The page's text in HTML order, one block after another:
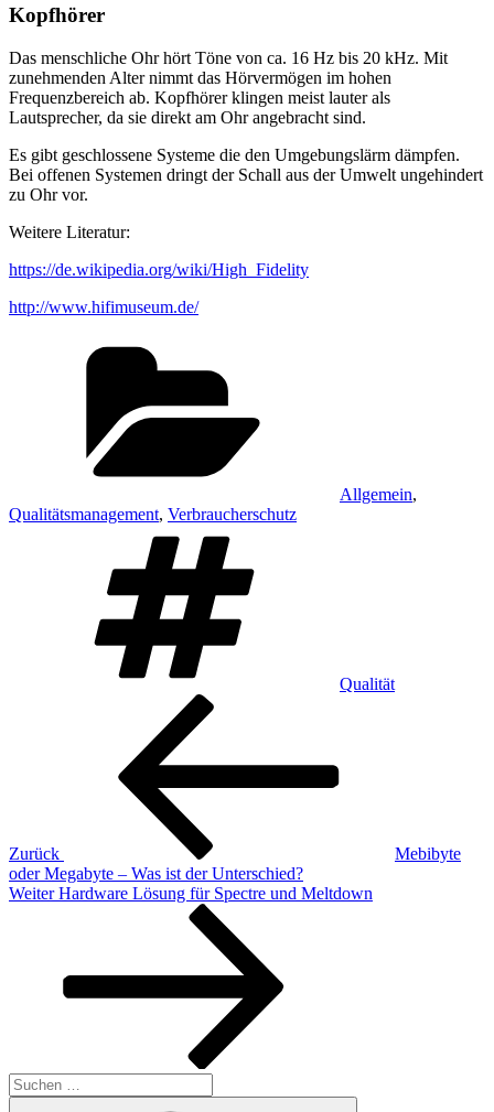
Kopfhörer
Das menschliche Ohr hört Töne von ca. 16 Hz bis 20 kHz. Mit
zunehmenden Alter nimmt das Hörvermögen im hohen
Frequenzbereich ab. Kopfhörer klingen meist lauter als
Lautsprecher, da sie direkt am Ohr angebracht sind.
Es gibt geschlossene Systeme die den Umgebungslärm dämpfen.
Bei offenen Systemen dringt der Schall aus der Umwelt ungehindert
zu Ohr vor.
Weitere Literatur:
https://de.wikipedia.org/wiki/High_Fidelity
http://www.hifimuseum.de/
Allgemein,
Qualitätsmanagement, Verbraucherschutz
Qualität
Beitragsnavigation
Zurück
Mebibyte
oder Megabyte – Was ist der Unterschied?
Nächster
Weiter Hardware Lösung für Spectre und Meltdown
Suchen
nach: